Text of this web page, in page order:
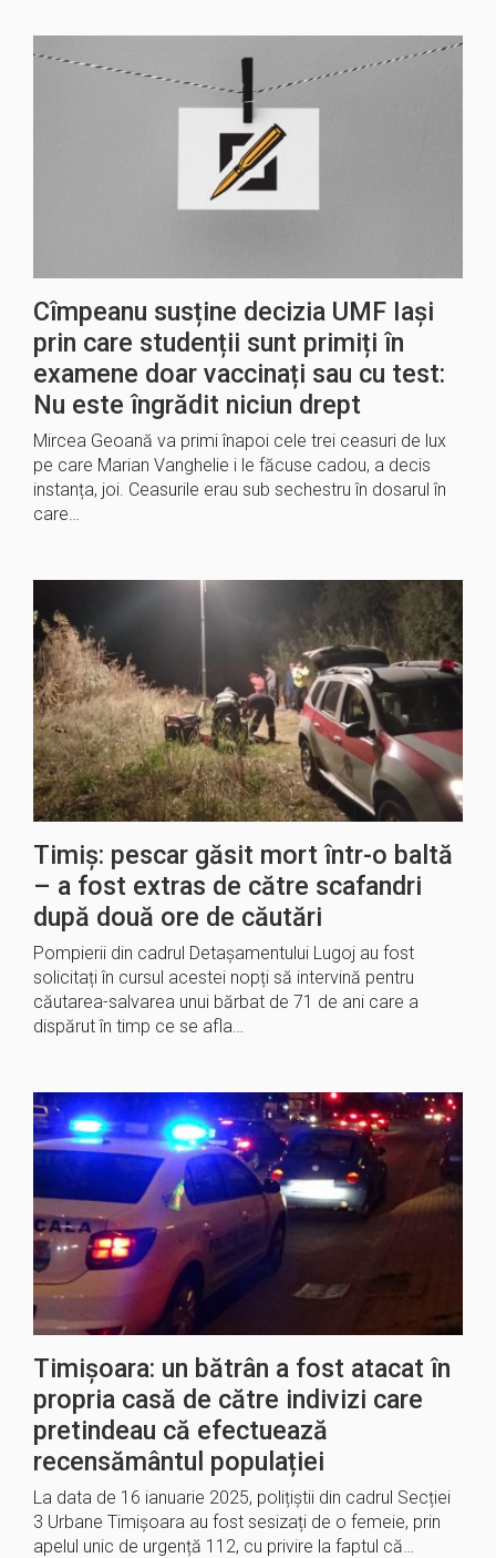
Cîmpeanu susține decizia UMF Iași
prin care studenții sunt primiți în
examene doar vaccinați sau cu test:
Nu este îngrădit niciun drept
Mircea Geoană va primi înapoi cele trei ceasuri de lux
pe care Marian Vanghelie i le făcuse cadou, a decis
instanța, joi. Ceasurile erau sub sechestru în dosarul în
care…
Timiș: pescar găsit mort într-o baltă
– a fost extras de către scafandri
după două ore de căutări
Pompierii din cadrul Detașamentului Lugoj au fost
solicitați în cursul acestei nopți să intervină pentru
căutarea-salvarea unui bărbat de 71 de ani care a
dispărut în timp ce se afla…
Timișoara: un bătrân a fost atacat în
propria casă de către indivizi care
pretindeau că efectuează
recensământul populației
La data de 16 ianuarie 2025, polițiștii din cadrul Secției
3 Urbane Timișoara au fost sesizați de o femeie, prin
apelul unic de urgență 112, cu privire la faptul că…